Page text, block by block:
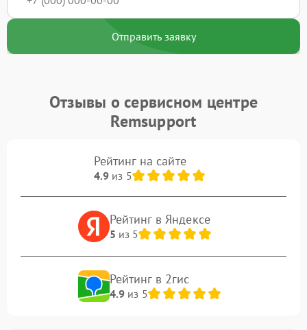
Отправить заявку
Отзывы о сервисном центре
Remsupport
Рейтинг на сайте
4.9из 5
Рейтинг в Яндексе
5 из 5
Рейтинг в 2гис
4.9из 5